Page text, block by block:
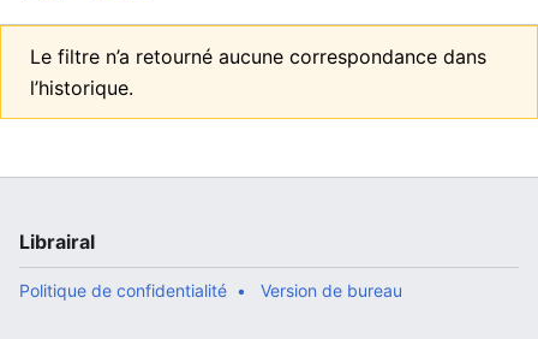
Le filtre n’a retourné aucune correspondance dans
l’historique.
Librairal
Politique de confidentialité Version de bureau